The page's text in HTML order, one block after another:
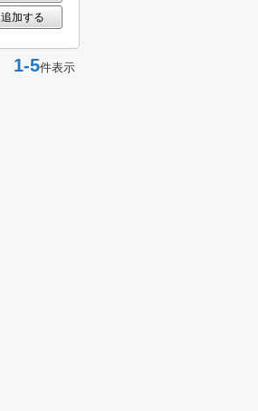
追加する
1-5件表示